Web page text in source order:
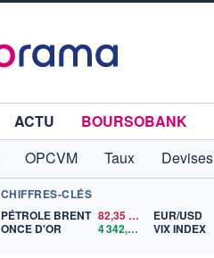
ACTU
BOURSOBANK
OPCVM Taux Devises
CHIFFRES-CLÉS
PÉTROLE BRENT 82,35
ONCE D'OR
4 342,26 $US
EUR/USD
VIX INDEX